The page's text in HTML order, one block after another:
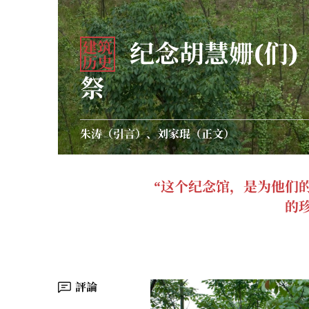
建筑
历史
纪念胡慧姗(们)
祭
朱涛（引言）、刘家琨（正文）
“这个纪念馆，是为他
的
評論